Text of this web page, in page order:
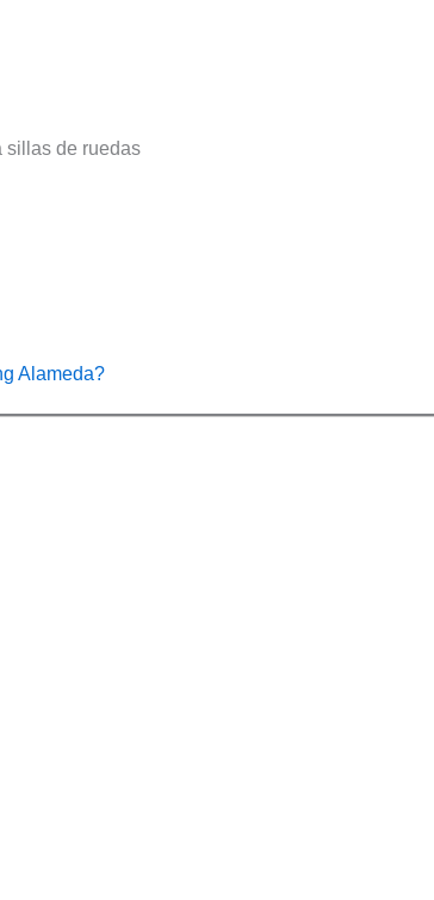
sillas de ruedas
Alameda?